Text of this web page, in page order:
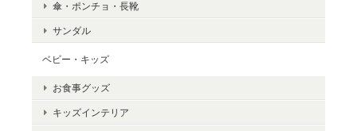
傘・ポンチョ・長靴
サンダル
ベビー・キッズ
お食事グッズ
キッズインテリア